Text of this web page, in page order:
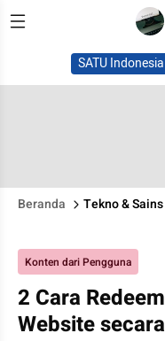
SATU
Beranda Tekno & Sains
Konten dari Pengguna
2 Cara
Website